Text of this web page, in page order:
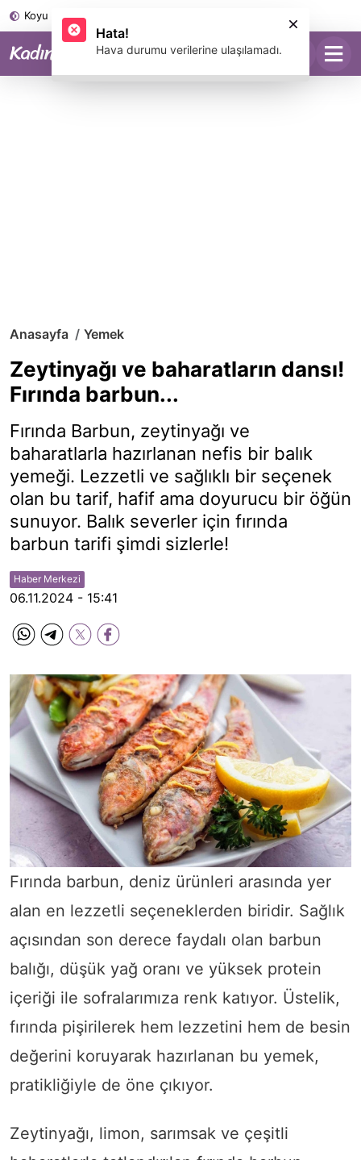
Koyu Mod
Anasayfa Yemek
Zeytinyağı ve baharatların dansı!
Fırında barbun...
Fırında Barbun, zeytinyağı ve
baharatlarla hazırlanan nefis bir balık
yemeği. Lezzetli ve sağlıklı bir seçenek
olan bu tarif, hafif ama doyurucu bir öğün
sunuyor. Balık severler için fırında
barbun tarifi şimdi sizlerle!
Haber Merkezi
06.11.2024 - 15:41
Fırında barbun, deniz ürünleri arasında yer
alan en lezzetli seçeneklerden biridir. Sağlık
açısından son derece faydalı olan barbun
balığı, düşük yağ oranı ve yüksek protein
içeriği ile sofralarımıza renk katıyor. Üstelik,
fırında pişirilerek hem lezzetini hem de besin
değerini koruyarak hazırlanan bu yemek,
pratikliğiyle de öne çıkıyor.
Zeytinyağı, limon, sarımsak ve çeşitli